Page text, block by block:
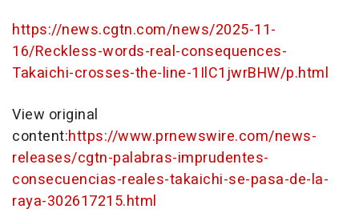
https://news.cgtn.com/news/2025-11-
16/Reckless-words-real-consequences-
Takaichi-crosses-the-line-1IlC1jwrBHW/p.html
View original
content:https://www.prnewswire.com/news-
releases/cgtn-palabras-imprudentes-
consecuencias-reales-takaichi-se-pasa-de-la-
raya-302617215.html